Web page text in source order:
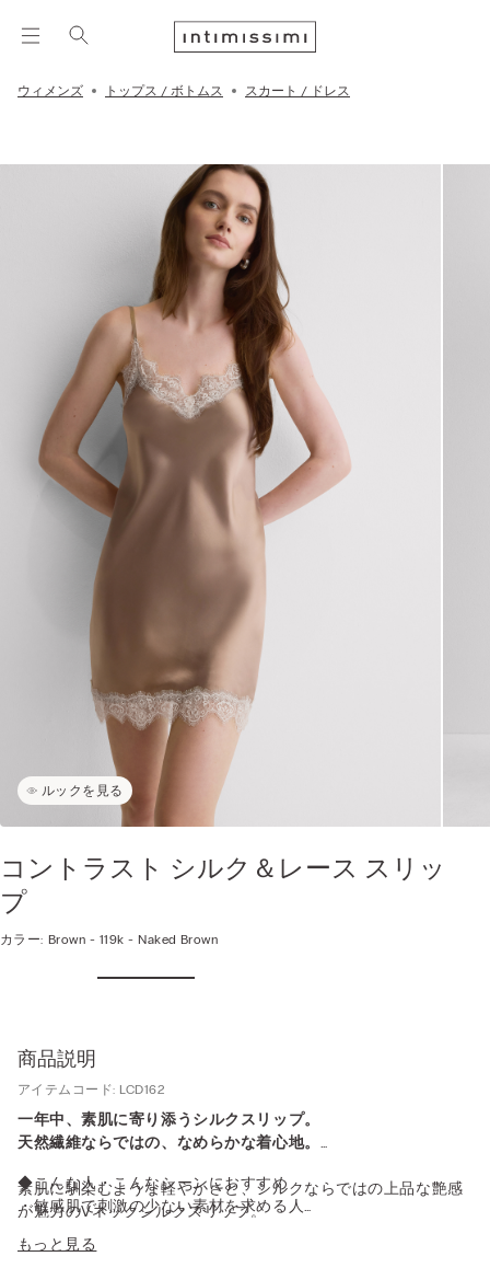
ウィメンズ トップス / ボトムス スカート / ドレス
ルックを見る
コントラスト シルク＆レース スリッ
プ
カラー: Brown - 119k - Naked Brown
商品説明
アイテムコード: LCD162
一年中、素肌に寄り添うシルクスリップ。
天然繊維ならではの、なめらかな着心地。
素肌に馴染むような軽やかさと、シルクならではの上品な艶感
が魅力のVネックシルクスリップ。
ネックラインと裾にはコントラストカラーのリバーレースが、
さりげなくセンシュアルな印象を添えます。
◆こんな人・こんなシーンにおすすめ
・敏感肌で刺激の少ない素材を求める人
・吸湿性・温度調整など機能性を重視する人
もっと見る